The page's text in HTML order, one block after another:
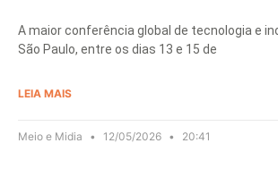
A maior conferência global de tecnologia e
São Paulo, entre os dias 13 e 15 de
LEIA MAIS
Meio e Midia 12/05/2026 20:41